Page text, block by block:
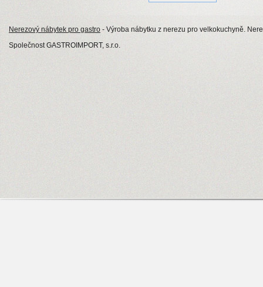
Nerezový nábytek pro gastro - Výroba nábytku z nerezu pro velkokuchyně.
Společnost GASTROIMPORT, s.r.o.